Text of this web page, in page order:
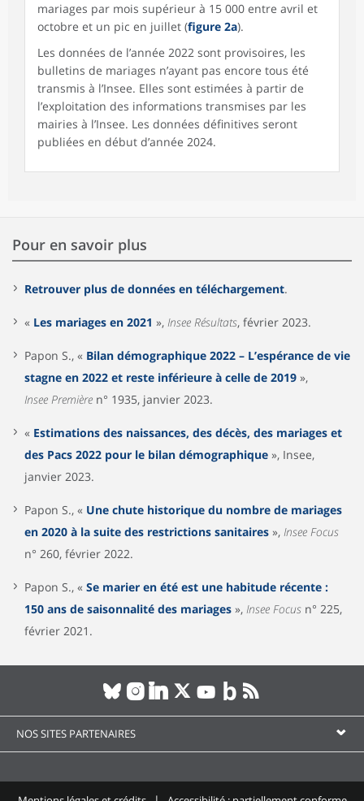
mariages par mois supérieur à 15 000 entre avril et
octobre et un pic en juillet (figure 2a).
Les données de l’année 2022 sont provisoires, les
bulletins de mariages n’ayant pas encore tous été
transmis à l’Insee. Elles sont estimées à partir de
l’exploitation des informations transmises par les
mairies à l’Insee. Les données définitives seront
publiées en début d’année 2024.
Pour en savoir plus
Retrouver plus de données en téléchargement.
« Les mariages en 2021 », Insee Résultats, février 2023.
Papon S., « Bilan démographique 2022 – L’espérance de vie
stagne en 2022 et reste inférieure à celle de 2019 »,
Insee Première n° 1935, janvier 2023.
« Estimations des naissances, des décès, des mariages et
des Pacs 2022 pour le bilan démographique », Insee,
janvier 2023.
Papon S., « Une chute historique du nombre de mariages
en 2020 à la suite des restrictions sanitaires », Insee Focus
n° 260, février 2022.
Papon S., « Se marier en été est une habitude récente :
150 ans de saisonnalité des mariages », Insee Focus n° 225,
février 2021.
NOS SITES PARTENAIRES